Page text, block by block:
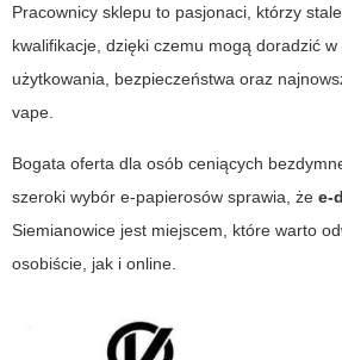
Pracownicy sklepu to pasjonaci, którzy
kwalifikacje, dzięki czemu mogą doradzić
użytkowania, bezpieczeństwa oraz
vape.
Bogata oferta dla osób ceniących
szeroki wybór e-papierosów sprawia, że e-
Siemianowice jest miejscem, które warto
osobiście, jak i online.